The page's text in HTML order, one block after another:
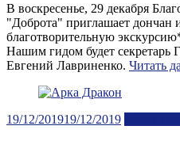
В воскресенье, 29 декабря
"Доброта" приглашает дончан
благотворительную
Нашим гидом будет секретарь
Евгений Лавриненко. Читать
Posted
19/12/201919/12/2019